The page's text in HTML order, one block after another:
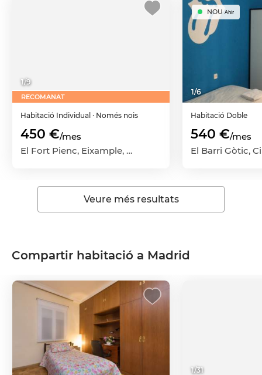
1/9
RECOMANAT
Habitació Individual · Només nois
450 €/mes
El Fort Pienc, Eixample, Barcelona Capital, Barcelona
1/6
NOUAhir
Habitació Doble
540 €/mes
Veure més resultats
Compartir habitació a Madrid
1/31